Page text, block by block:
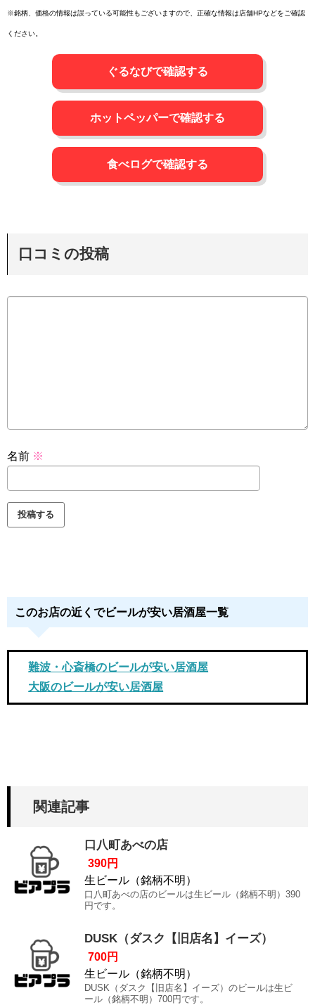
※銘柄、価格の情報は誤っている可能性もございますので、正確な情報は店舗HPなどをご確認
ください。
ぐるなびで確認する
ホットペッパーで確認する
食べログで確認する
口コミの投稿
名前 ※
このお店の近くでビールが安い居酒屋一覧
難波・心斎橋のビールが安い居酒屋
大阪のビールが安い居酒屋
関連記事
口八町あべの店
390円
生ビール（銘柄不明）
口八町あべの店のビールは生ビール（銘柄不明）390
円です。
DUSK（ダスク【旧店名】イーズ）
700円
生ビール（銘柄不明）
DUSK（ダスク【旧店名】イーズ）のビールは生ビ
ール（銘柄不明）700円です。